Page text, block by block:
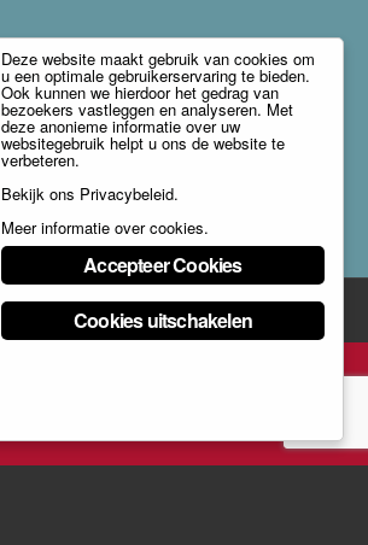
Deze website maakt gebruik van cookies om
u een optimale gebruikerservaring te bieden.
Ook kunnen we hierdoor het gedrag van
bezoekers vastleggen en analyseren. Met
deze anonieme informatie over uw
websitegebruik helpt u ons de website te
verbeteren.
Bekijk ons Privacybeleid.
Meer informatie over cookies.
Accepteer Cookies
Cookies uitschakelen